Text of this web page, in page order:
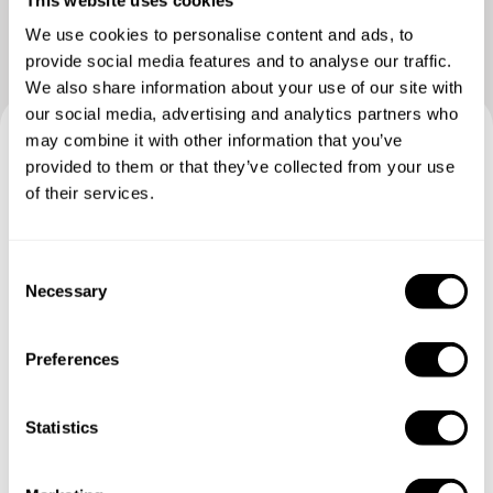
We use cookies to personalise content and ads, to
provide social media features and to analyse our traffic.
We also share information about your use of our site with
our social media, advertising and analytics partners who
may combine it with other information that you’ve
provided to them or that they’ve collected from your use
of their services.
Necessary
Preferences
Statistics
Buchen Sie Ihre Erfahrung mit
Geben Sie die Details Ihrer Wünsche an und der
Küchenchef sendet Ihnen ein individuell auf Sie